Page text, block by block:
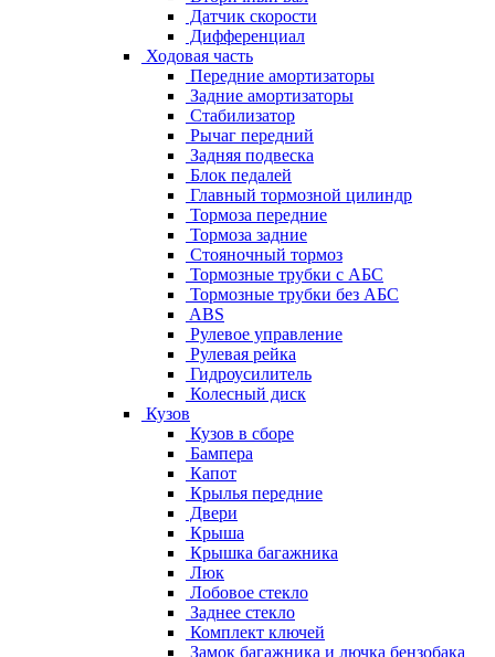
Датчик скорости
Дифференциал
Ходовая часть
Передние амортизаторы
Задние амортизаторы
Стабилизатор
Рычаг передний
Задняя подвеска
Блок педалей
Главный тормозной цилиндр
Тормоза передние
Тормоза задние
Стояночный тормоз
Тормозные трубки с АБС
Тормозные трубки без АБС
ABS
Рулевое управление
Рулевая рейка
Гидроусилитель
Колесный диск
Кузов
Кузов в сборе
Бампера
Капот
Крылья передние
Двери
Крыша
Крышка багажника
Люк
Лобовое стекло
Заднее стекло
Комплект ключей
Замок багажника и лючка бензобака